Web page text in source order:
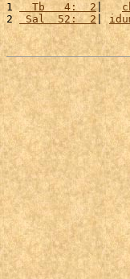
1
  Tb   4:  2
|
2
Sal  52:  2